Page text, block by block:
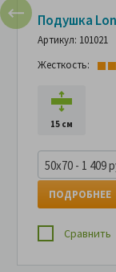
Подушка
Артикул: 101021
Жесткость:
15 см
50x70 - 1 409
ПОДРОБНЕЕ
Сравнить